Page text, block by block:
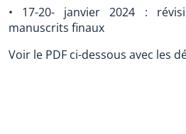
• 17-20- janvier 2024 :
manuscrits finaux
Voir le PDF ci-dessous avec les